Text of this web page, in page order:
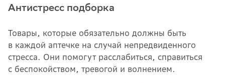
Антистресс подборка
Товары, которые обязательно должны быть
в каждой аптечке на случай непредвиденного
стресса. Они помогут расслабиться, справиться
с беспокойством, тревогой и волнением.